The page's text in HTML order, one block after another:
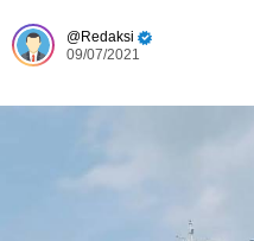
Redaksi
09/07/2021